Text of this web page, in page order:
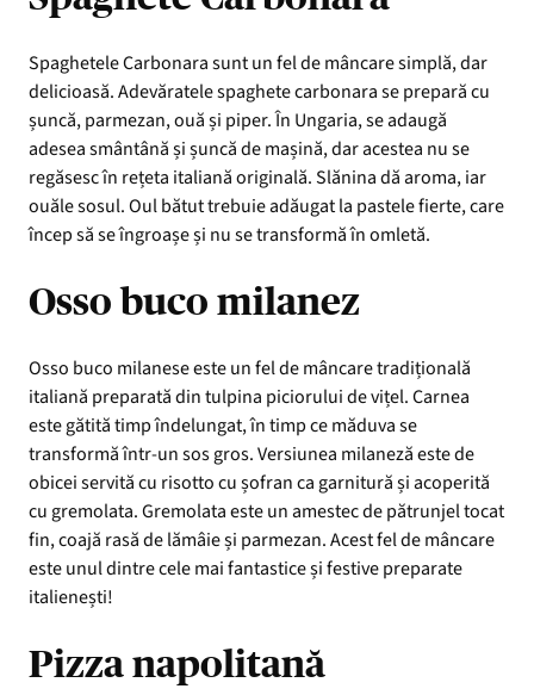
Spaghetele Carbonara sunt un fel de mâncare simplă, dar
delicioasă. Adevăratele spaghete carbonara se prepară cu
șuncă, parmezan, ouă și piper. În Ungaria, se adaugă
adesea smântână și șuncă de mașină, dar acestea nu se
regăsesc în rețeta italiană originală. Slănina dă aroma, iar
ouăle sosul. Oul bătut trebuie adăugat la pastele fierte, care
încep să se îngroașe și nu se transformă în omletă.
Osso buco milanez
Osso buco milanese este un fel de mâncare tradițională
italiană preparată din tulpina piciorului de vițel. Carnea
este gătită timp îndelungat, în timp ce măduva se
transformă într-un sos gros. Versiunea milaneză este de
obicei servită cu risotto cu șofran ca garnitură și acoperită
cu gremolata. Gremolata este un amestec de pătrunjel tocat
fin, coajă rasă de lămâie și parmezan. Acest fel de mâncare
este unul dintre cele mai fantastice și festive preparate
italienești!
Pizza napolitană